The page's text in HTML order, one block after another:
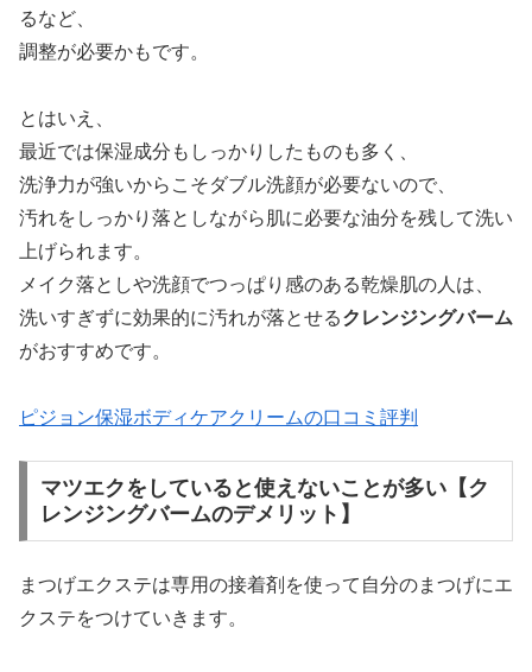
るなど、
調整が必要かもです。
とはいえ、
最近では保湿成分もしっかりしたものも多く、
洗浄力が強いからこそダブル洗顔が必要ないので、
汚れをしっかり落としながら肌に必要な油分を残して洗い
上げられます。
メイク落としや洗顔でつっぱり感のある乾燥肌の人は、
洗いすぎずに効果的に汚れが落とせるクレンジングバーム
がおすすめです。
ピジョン保湿ボディケアクリームの口コミ評判
マツエクをしていると使えないことが多い【ク
レンジングバームのデメリット】
まつげエクステは専用の接着剤を使って自分のまつげにエ
クステをつけていきます。